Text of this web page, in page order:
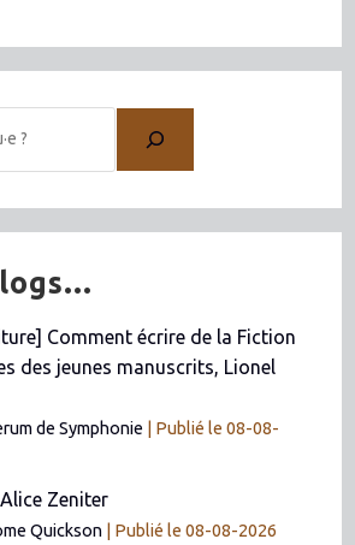
Comment écrire de la Fiction
des jeunes manuscrits, Lionel
de Symphonie
Publié le 08-08-
Zeniter
Quickson Publié le 08-08-2026